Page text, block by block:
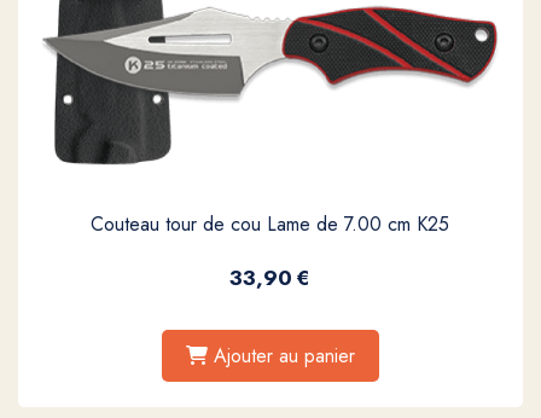
Couteau tour de cou Lame de 7.00 cm K25
33,90€
Ajouter au panier